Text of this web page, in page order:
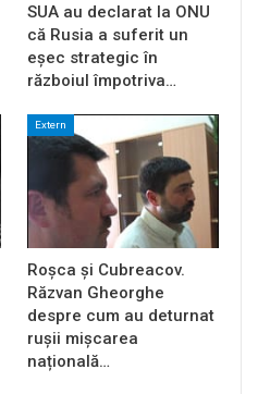
SUA au declarat la ONU
că Rusia a suferit un
eșec strategic în
războiul împotriva…
Extern
Roșca și Cubreacov.
Răzvan Gheorghe
despre cum au deturnat
rușii mișcarea
națională…